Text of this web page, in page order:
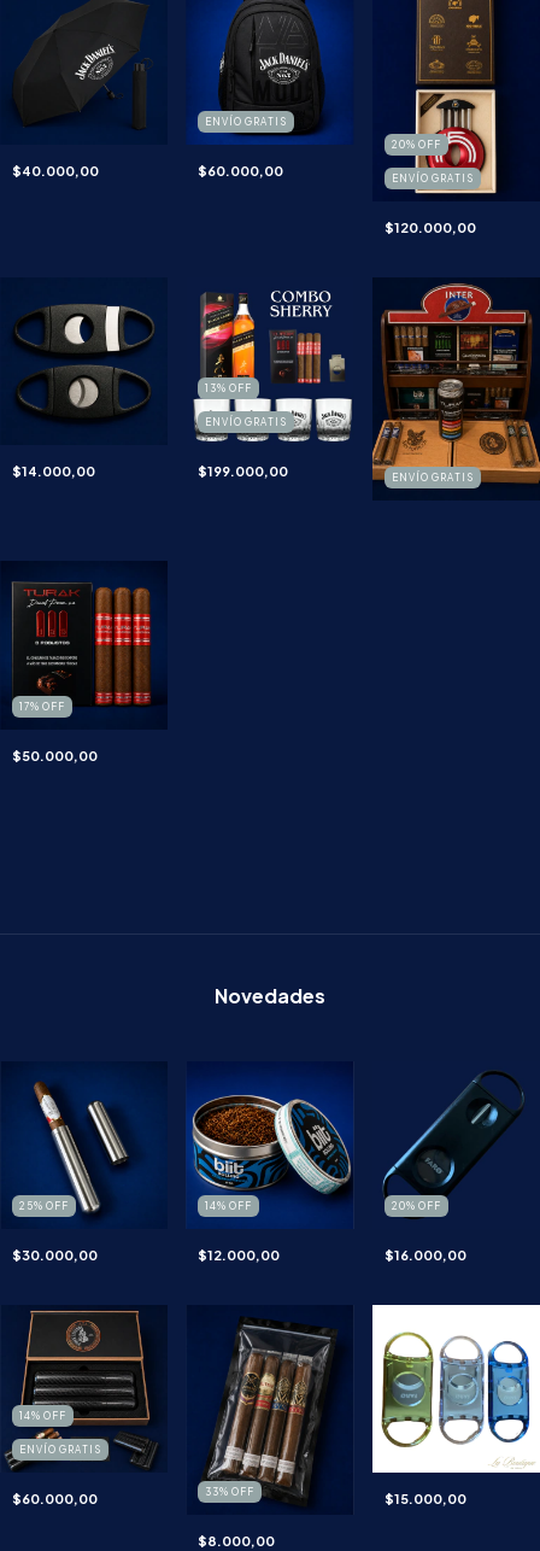
$40.000,00
ENVÍO GRATIS
$60.000,00
20% OFF
ENVÍO GRATIS
$120.000,00
$14.000,00
13%OFF
ENVÍO GRATIS
$199.000,00 ENVÍO GRATIS
17% OFF
$50.000,00
Novedades
25% OFF
$30.000,00
14%OFF
$12.000,00
20% OFF
$16.000,00
14% OFF
ENVÍO GRATIS
$60.000,00 33%OFF
$8.000,00
$15.000,00